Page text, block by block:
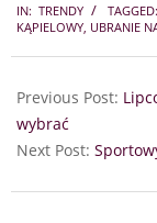
07-
IN: TRENDY TAGGED:
KĄPIELOWY UBRANIE
Previous Post:
wybrać
Next Post: